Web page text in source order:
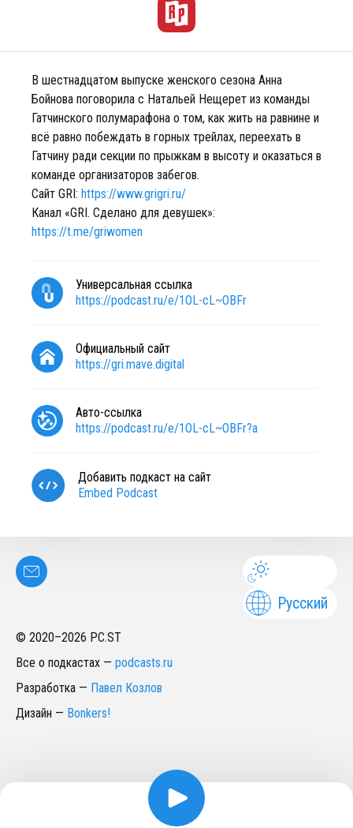
В шестнадцатом выпуске женского сезона Анна
Бойнова поговорила с Натальей Нещерет из команды
Гатчинского полумарафона о том, как жить на равнине и
всё равно побеждать в горных трейлах, переехать в
Гатчину ради секции по прыжкам в высоту и оказаться в
команде организаторов забегов.
Сайт GRI: https://www.grigri.ru/
Канал «GRI. Сделано для девушек»:
https://t.me/griwomen
Универсальная ссылка
https://podcast.ru/e/1OL-cL~OBFr
Официальный сайт
https://gri.mave.digital
Авто-ссылка
https://podcast.ru/e/1OL-cL~OBFr?a
Добавить подкаст на сайт
Embed Podcast
Русский
© 2020–2026 PC.ST
Все о подкастах — podcasts.ru
Разработка — Павел Козлов
Дизайн — Bonkers!